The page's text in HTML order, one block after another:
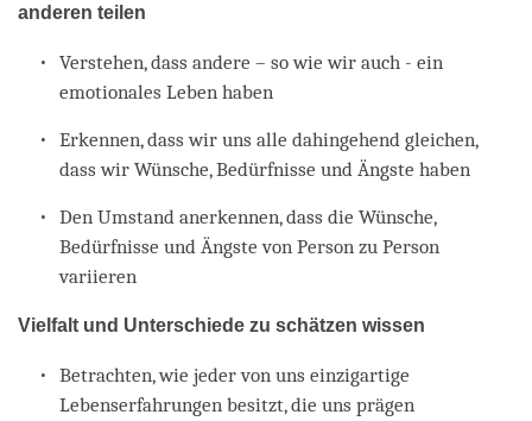
anderen teilen
Verstehen, dass andere – so wie wir auch - ein
emotionales Leben haben
Erkennen, dass wir uns alle dahingehend gleichen,
dass wir Wünsche, Bedürfnisse und Ängste haben
Den Umstand anerkennen, dass die Wünsche,
Bedürfnisse und Ängste von Person zu Person
variieren
Vielfalt und Unterschiede zu schätzen wissen
Betrachten, wie jeder von uns einzigartige
Lebenserfahrungen besitzt, die uns prägen